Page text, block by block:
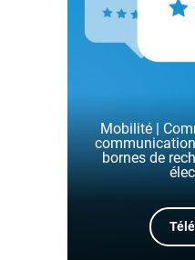
Mobilité |
bornes de